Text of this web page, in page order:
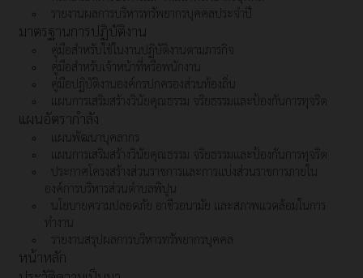
รายงานผลการบริหารทรัพยากรบุคคลประจำปี
มาตรฐานการปฏิบัติงาน
คู่มือสำหรับใช้ในงานปฏิบัติงานตามภารกิจ
คู่มือสำหรับเจ้าหน้าที่หรือพนักงาน
คู่มือปฏิบัติงานองค์กรปกครองส่วนท้องถิ่น
แผนการเสริมสร้างวินัยคุณธรรม จริยธรรมและป้องกันการทุจริต
แผนอัตรากำลัง
แผนพัฒนาบุคลากร
แผนการเสริมสร้างวินัยคุณธรรม จริยธรรมและป้องกันการทุจริต
ประกาศโครงสร้างส่วนราชการและการแบ่งส่วนราชการภายใน
องค์การบริหารส่วนตำบลพิปูน
นโยบายความปลอดภัย อาชีวอนามัย และสภาพแวดล้อมในการ
ทำงาน
รายงานสรุปผลการบริหารทรัพยากรบุคคล
หน้าหลัก